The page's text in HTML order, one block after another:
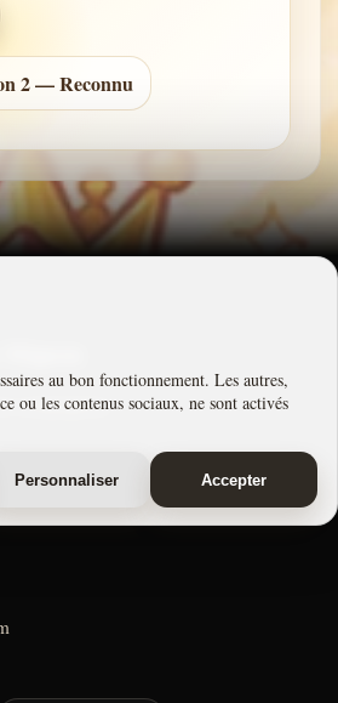
2 — Reconnu
au bon fonctionnement. Les autres,
ou les contenus sociaux, ne sont activés
Personnaliser Accepter
compagnon.